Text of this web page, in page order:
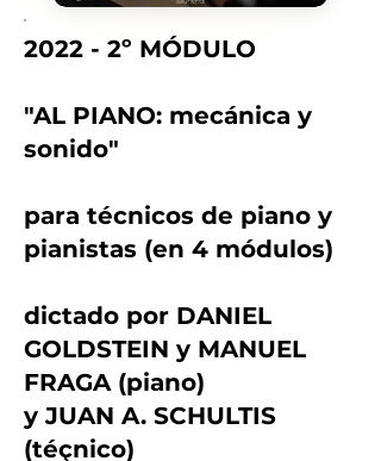
2022 - 2º MÓDULO
"AL PIANO: mecánica y
sonido"
para técnicos de piano y
pianistas (en 4 módulos)
dictado por DANIEL
GOLDSTEIN y MANUEL
FRAGA (piano)
y JUAN A. SCHULTIS
(téçnico)